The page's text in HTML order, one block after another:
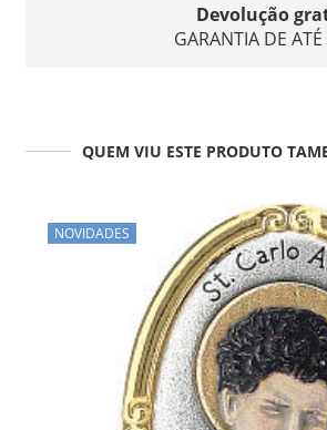
Devolução
GARANTIA DE
QUEM VIU ESTE PRODUTO
NOVIDADES